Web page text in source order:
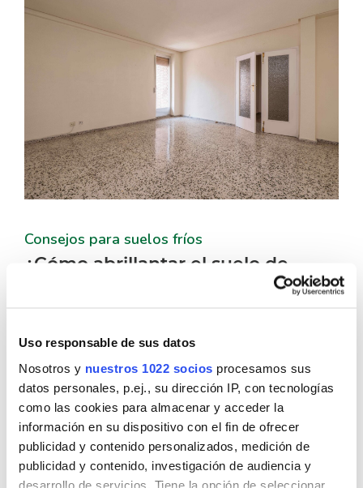
Uso responsable de sus datos
Nosotros y nuestros 1022 socios procesamos sus
datos personales, p.ej., su dirección IP, con tecnologías
como las cookies para almacenar y acceder la
información en su dispositivo con el fin de ofrecer
publicidad y contenido personalizados, medición de
publicidad y contenido, investigación de audiencia y
desarrollo de servicios. Tiene la opción de seleccionar
Consejos para suelos fríos
¿Cómo abrillantar el suelo de
Leer más